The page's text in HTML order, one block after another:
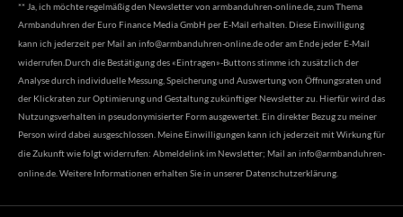
** Ja, ich möchte regelmäßig den Newsletter von armbanduhren-online.de, zum Thema
Armbanduhren der Euro Finance Media GmbH per E-Mail erhalten. Diese Einwilligung
kann ich jederzeit per Mail an info@armbanduhren-online.deoder am Ende jeder E-Mail
widerrufen.Durch die Bestätigung des «Eintragen»-Buttons stimme ich zusätzlich der
Analyse durch individuelle Messung, Speicherung und Auswertung von Öffnungsraten und
der Klickraten zur Optimierung und Gestaltung zukünftiger Newsletter zu. Hierfür wird das
Nutzungsverhalten in pseudonymisierter Form ausgewertet. Ein direkter Bezug zu meiner
Person wird dabei ausgeschlossen. Meine Einwilligungen kann ich jederzeit mit Wirkung für
die Zukunft wie folgt widerrufen: Abmeldelink im Newsletter; Mail an info@armbanduhren-
online.de . Weitere Informationen erhalten Sie in unserer Datenschutzerklärung